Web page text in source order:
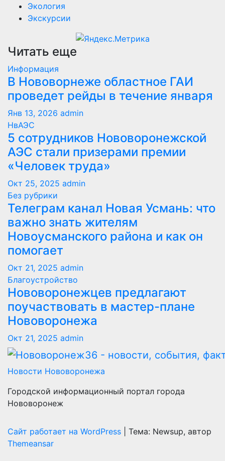
Экология
Экскурсии
Читать еще
Информация
В Нововорнеже областное ГАИ
проведет рейды в течение января
Янв 13, 2026 admin
НвАЭС
5 сотрудников Нововоронежской
АЭС стали призерами премии
«Человек труда»
Окт 25, 2025 admin
Без рубрики
Телеграм канал Новая Усмань: что
важно знать жителям
Новоусманского района и как он
помогает
Окт 21, 2025 admin
Благоустройство
Нововоронежцев предлагают
поучаствовать в мастер-плане
Нововоронежа
Окт 21, 2025 admin
Новости Нововоронежа
Городской информационный портал города
Нововоронеж
Сайт работает на WordPress
Тема: Newsup, автор
Themeansar